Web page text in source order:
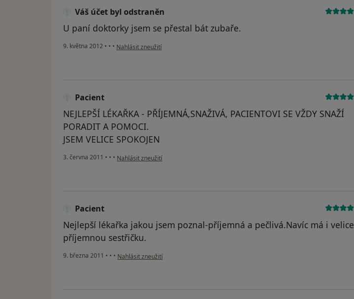
Váš účet byl odstraněn
U paní doktorky jsem se přestal bát zubaře.
9. května 2012 • • • podle názoru uživatele Váš účet byl odstraněn
Nahlásit zneužití
Pacient
NEJLEPŠÍ LÉKAŘKA - PŘÍJEMNÁ,SNAŽIVÁ, PACIENTOVI SE VŽDY SNAŽÍ
PORADIT A POMOCI.
JSEM VELICE SPOKOJEN
3. června 2011 • • • podle názoru uživatele Pacient
Nahlásit zneužití
Pacient
Nejlepší lékařka jakou jsem poznal-příjemná a pečlivá.Navíc má i velice
příjemnou sestřičku.
9. března 2011 • • • podle názoru uživatele Pacient
Nahlásit zneužití